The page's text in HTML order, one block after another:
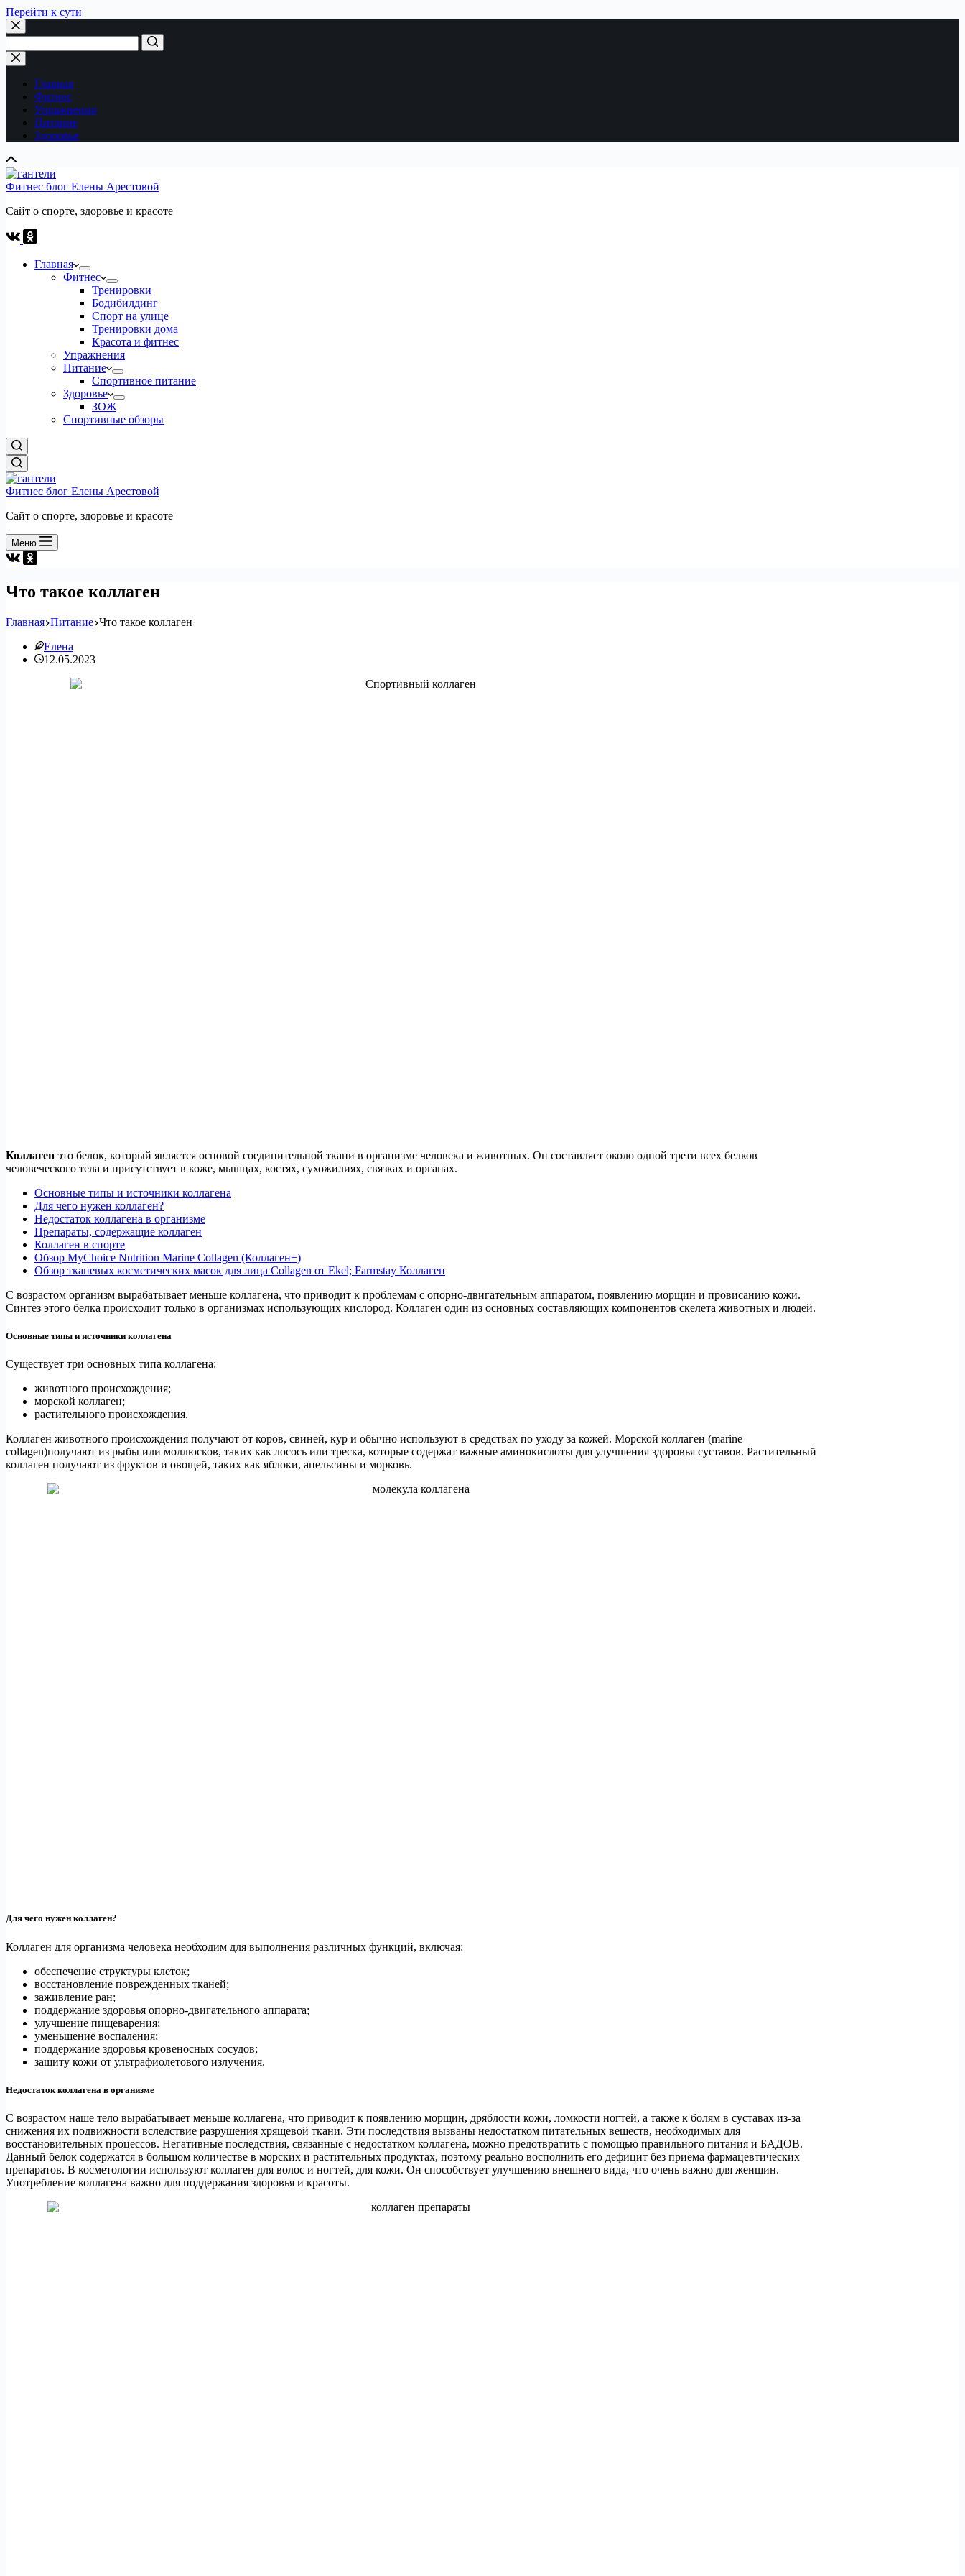
Перейти к сути
Ничего
не
найденоГлавная
Фитнес
Упражнения
Питание
Здоровье
Фитнес блог Елены Арестовой
Сайт о спорте, здоровье и красоте
Главная
Фитнес
Тренировки
Бодибилдинг
Спорт на улице
Тренировки дома
Красота и фитнес
Упражнения
Питание
Спортивное питание
Здоровье
ЗОЖ
Спортивные обзоры
Фитнес блог Елены Арестовой
Сайт о спорте, здоровье и красоте
Меню
Что такое коллаген
Главная Питание Что такое коллаген
Елена
12.05.2023
Коллаген это белок, который является основой соединительной ткани в организме человека и животных. Он составляет около одной трети всех белков
человеческого тела и присутствует в коже, мышцах, костях, сухожилиях, связках и органах.
Основные типы и источники коллагена
Для чего нужен коллаген?
Недостаток коллагена в организме
Препараты, содержащие коллаген
Коллаген в спорте
Обзор MyChoice Nutrition Marine Collagen (Коллаген+)
Обзор тканевых косметических масок для лица Collagen от Ekel; Farmstay Коллаген
С возрастом организм вырабатывает меньше коллагена, что приводит к проблемам с опорно-двигательным аппаратом, появлению морщин и провисанию кожи.
Синтез этого белка происходит только в организмах использующих кислород. Коллаген один из основных составляющих компонентов скелета животных и людей.
Основные типы и источники коллагена
Существует три основных типа коллагена:
животного происхождения;
морской коллаген;
растительного происхождения.
Коллаген животного происхождения получают от коров, свиней, кур и обычно используют в средствах по уходу за кожей. Морской коллаген (marine
collagen)получают из рыбы или моллюсков, таких как лосось или треска, которые содержат важные аминокислоты для улучшения здоровья суставов. Растительный
коллаген получают из фруктов и овощей, таких как яблоки, апельсины и морковь.
Для чего нужен коллаген?
Коллаген для организма человека необходим для выполнения различных функций, включая:
обеспечение структуры клеток;
восстановление поврежденных тканей;
заживление ран;
поддержание здоровья опорно-двигательного аппарата;
улучшение пищеварения;
уменьшение воспаления;
поддержание здоровья кровеносных сосудов;
защиту кожи от ультрафиолетового излучения.
Недостаток коллагена в организме
С возрастом наше тело вырабатывает меньше коллагена, что приводит к появлению морщин, дряблости кожи, ломкости ногтей, а также к болям в суставах из-за
снижения их подвижности вследствие разрушения хрящевой ткани. Эти последствия вызваны недостатком питательных веществ, необходимых для
восстановительных процессов. Негативные последствия, связанные с недостатком коллагена, можно предотвратить с помощью правильного питания и БАДОВ.
Данный белок содержатся в большом количестве в морских и растительных продуктах, поэтому реально восполнить его дефицит без приема фармацевтических
препаратов. В косметологии используют коллаген для волос и ногтей, для кожи. Он способствует улучшению внешнего вида, что очень важно для женщин.
Употребление коллагена важно для поддержания здоровья и красоты.